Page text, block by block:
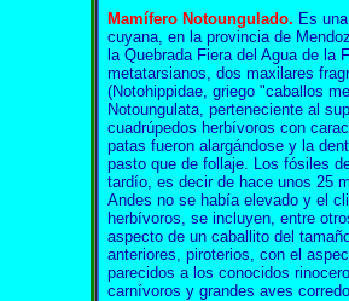
Mamífero Notoungulado. Es
cuyana, en la provincia de
la Quebrada Fiera del Agua de la
metatarsianos, dos maxilares
(Notohippidae, griego "caballos
Notoungulata, perteneciente al
cuadrúpedos herbívoros con
patas fueron alargándose y la
pasto que de follaje. Los fósiles
tardío, es decir de hace unos 25
Andes no se había elevado y el
herbívoros, se incluyen, entre
aspecto de un caballito del
anteriores, piroterios, con el
parecidos a los conocidos
carnívoros y grandes aves